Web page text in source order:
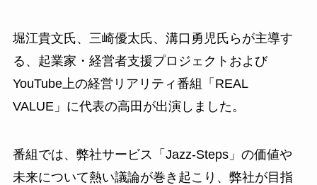
堀江貴文氏、三崎優太氏、溝口勇児氏らが主導す
る、起業家・経営者支援プロジェクトおよび
YouTube上の経営リアリティ番組「REAL
VALUE」に代表の高田が出演しました。
番組では、弊社サービス「Jazz-Steps」の価値や
未来について熱い議論が巻き起こり、弊社が目指